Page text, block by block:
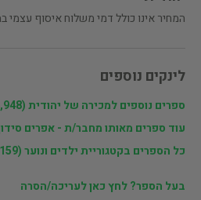
המחיר אינו כולל דמי משלוח איסוף עצמי
לינקים נוספים
ספרים נוספים למכירה של יהודית (6,948 כותרים)
עוד ספרים מאותו מחבר/ת - אפרים סידון (38
כל הספרים בקטגוריית ילדים ונוער (13,159 כותרים)
בעל הספר? לחץ כאן לעריכה/הסרה